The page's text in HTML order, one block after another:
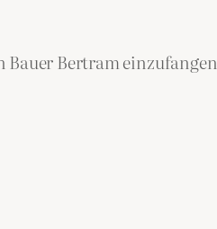
Bertram einzufangen